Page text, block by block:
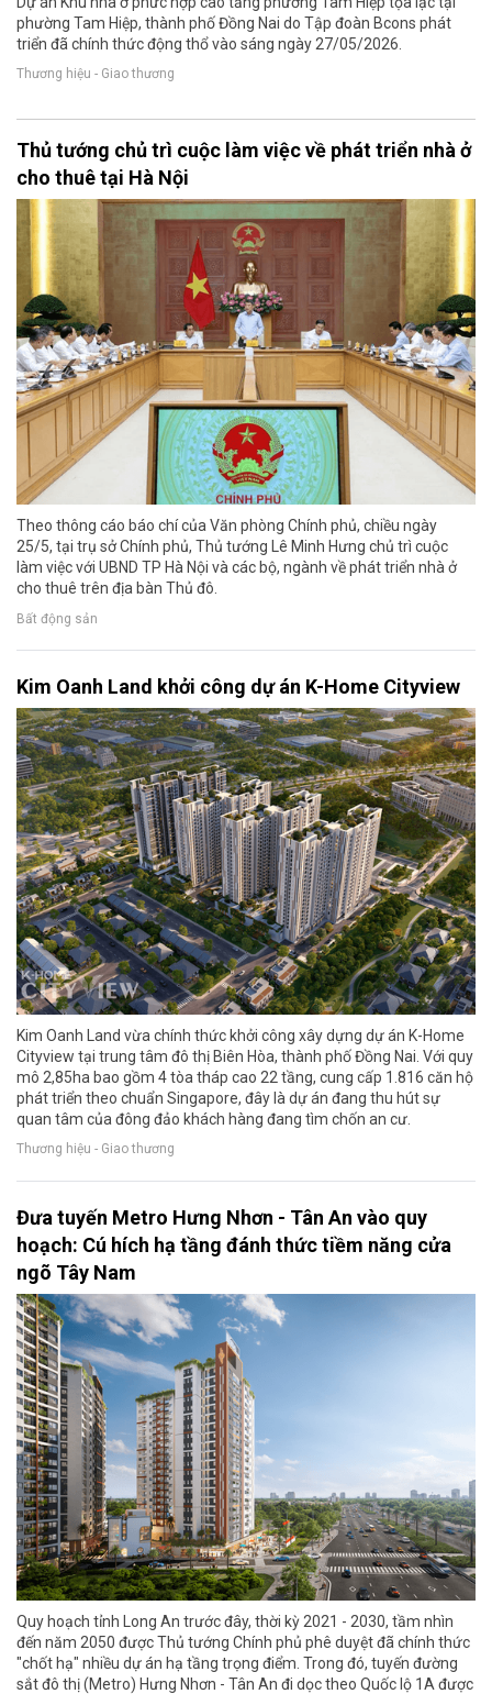
phường Tam Hiệp, thành phố Đồng Nai do Tập đoàn Bcons phát
triển đã chính thức động thổ vào sáng ngày 27/05/2026.
Thương hiệu - Giao thương
Thủ tướng chủ trì cuộc làm việc về phát triển nhà ở
cho thuê tại Hà Nội
Theo thông cáo báo chí của Văn phòng Chính phủ, chiều ngày
25/5, tại trụ sở Chính phủ, Thủ tướng Lê Minh Hưng chủ trì cuộc
làm việc với UBND TP Hà Nội và các bộ, ngành về phát triển nhà ở
cho thuê trên địa bàn Thủ đô.
Bất động sản
Kim Oanh Land khởi công dự án K-Home Cityview
Kim Oanh Land vừa chính thức khởi công xây dựng dự án K-Home
Cityview tại trung tâm đô thị Biên Hòa, thành phố Đồng Nai. Với quy
mô 2,85ha bao gồm 4 tòa tháp cao 22 tầng, cung cấp 1.816 căn hộ
phát triển theo chuẩn Singapore, đây là dự án đang thu hút sự
quan tâm của đông đảo khách hàng đang tìm chốn an cư.
Thương hiệu - Giao thương
Đưa tuyến Metro Hưng Nhơn - Tân An vào quy
hoạch: Cú hích hạ tầng đánh thức tiềm năng cửa
ngõ Tây Nam
Quy hoạch tỉnh Long An trước đây, thời kỳ 2021 - 2030, tầm nhìn
đến năm 2050 được Thủ tướng Chính phủ phê duyệt đã chính thức
"chốt hạ" nhiều dự án hạ tầng trọng điểm. Trong đó, tuyến đường
sắt đô thị (Metro) Hưng Nhơn - Tân An đi dọc theo Quốc lộ 1A được